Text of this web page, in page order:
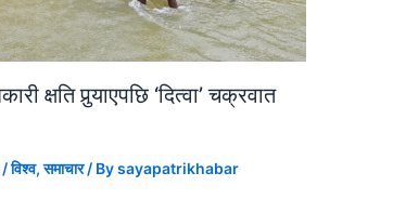
क्षति पुर्‍याएपछि ‘दित्वा’ चक्रवात
/विश्व,समाचार/ Bysayapatrikhabar